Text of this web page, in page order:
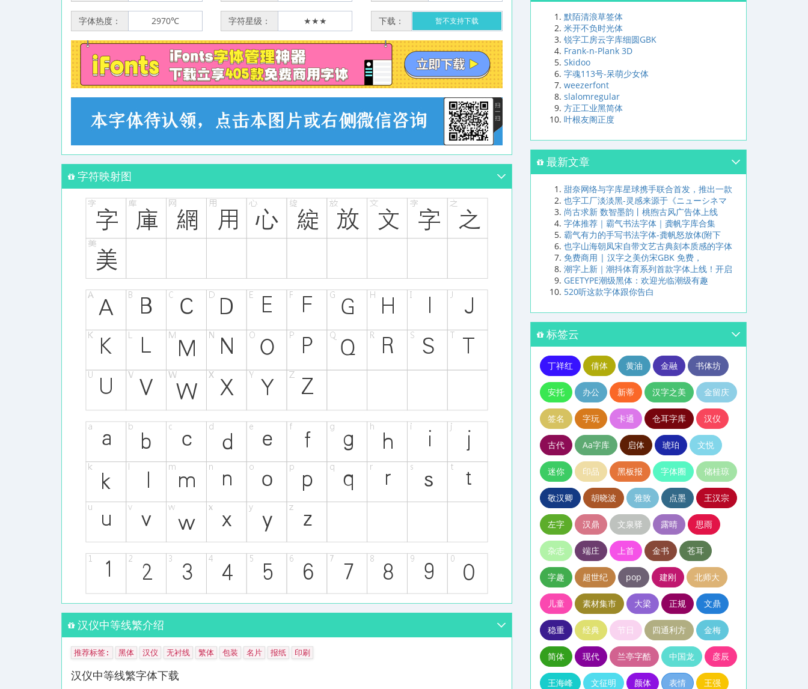
字体热度： 2970℃ 字符星级： ★★★ 下载： 暂不支持下载
字符映射图
汉仪中等线繁介绍
推荐标签: 黑体 汉仪 无衬线 繁体 包装 名片 报纸 印刷
汉仪中等线繁字体下载
默陌清浪草签体
米开不负时光体
锐字工房云字库细圆GBK
Frank-n-Plank 3D
Skidoo
字魂113号-呆萌少女体
weezerfont
slalomregular
方正工业黑简体
叶根友阁正度
最新文章
甜奈网络与字库星球携手联合首发，推出一款
也字工厂淡淡黑-灵感来源于《ニューシネマ
尚古求新 数智墨韵丨桃煦古风广告体上线
字体推荐｜霸气书法字体｜龚帆字库合集
霸气有力的手写书法字体-龚帆怒放体(附下
也字山海朝凤宋自带文艺古典刻本质感的字体
免费商用 | 汉字之美仿宋GBK 免费，
潮字上新｜潮抖体育系列首款字体上线！开启
GEETYPE潮级黑体：欢迎光临潮级有趣
520听这款字体跟你告白
标签云
丁祥红 倩体 黄油 金融 书体坊
安托 办公 新蒂 汉字之美 金留庆
签名 字玩 卡通 仓耳字库 汉仪
古代 Aa字库 启体 琥珀 文悦
迷你 印品 黑板报 字体圈 储桂琼
敬汉卿 胡晓波 雅致 点墨 王汉宗
左字 汉鼎 文泉驿 露晴 思雨
杂志 端庄 上首 金书 苍耳
字趣 超世纪 pop 建刚 北师大
儿童 素材集市 大梁 正规 文鼎
稳重 经典 节日 四通利方 金梅
简体 现代 兰亭字酷 中国龙 彦辰
王海峰 文征明 颜体 表情 王强